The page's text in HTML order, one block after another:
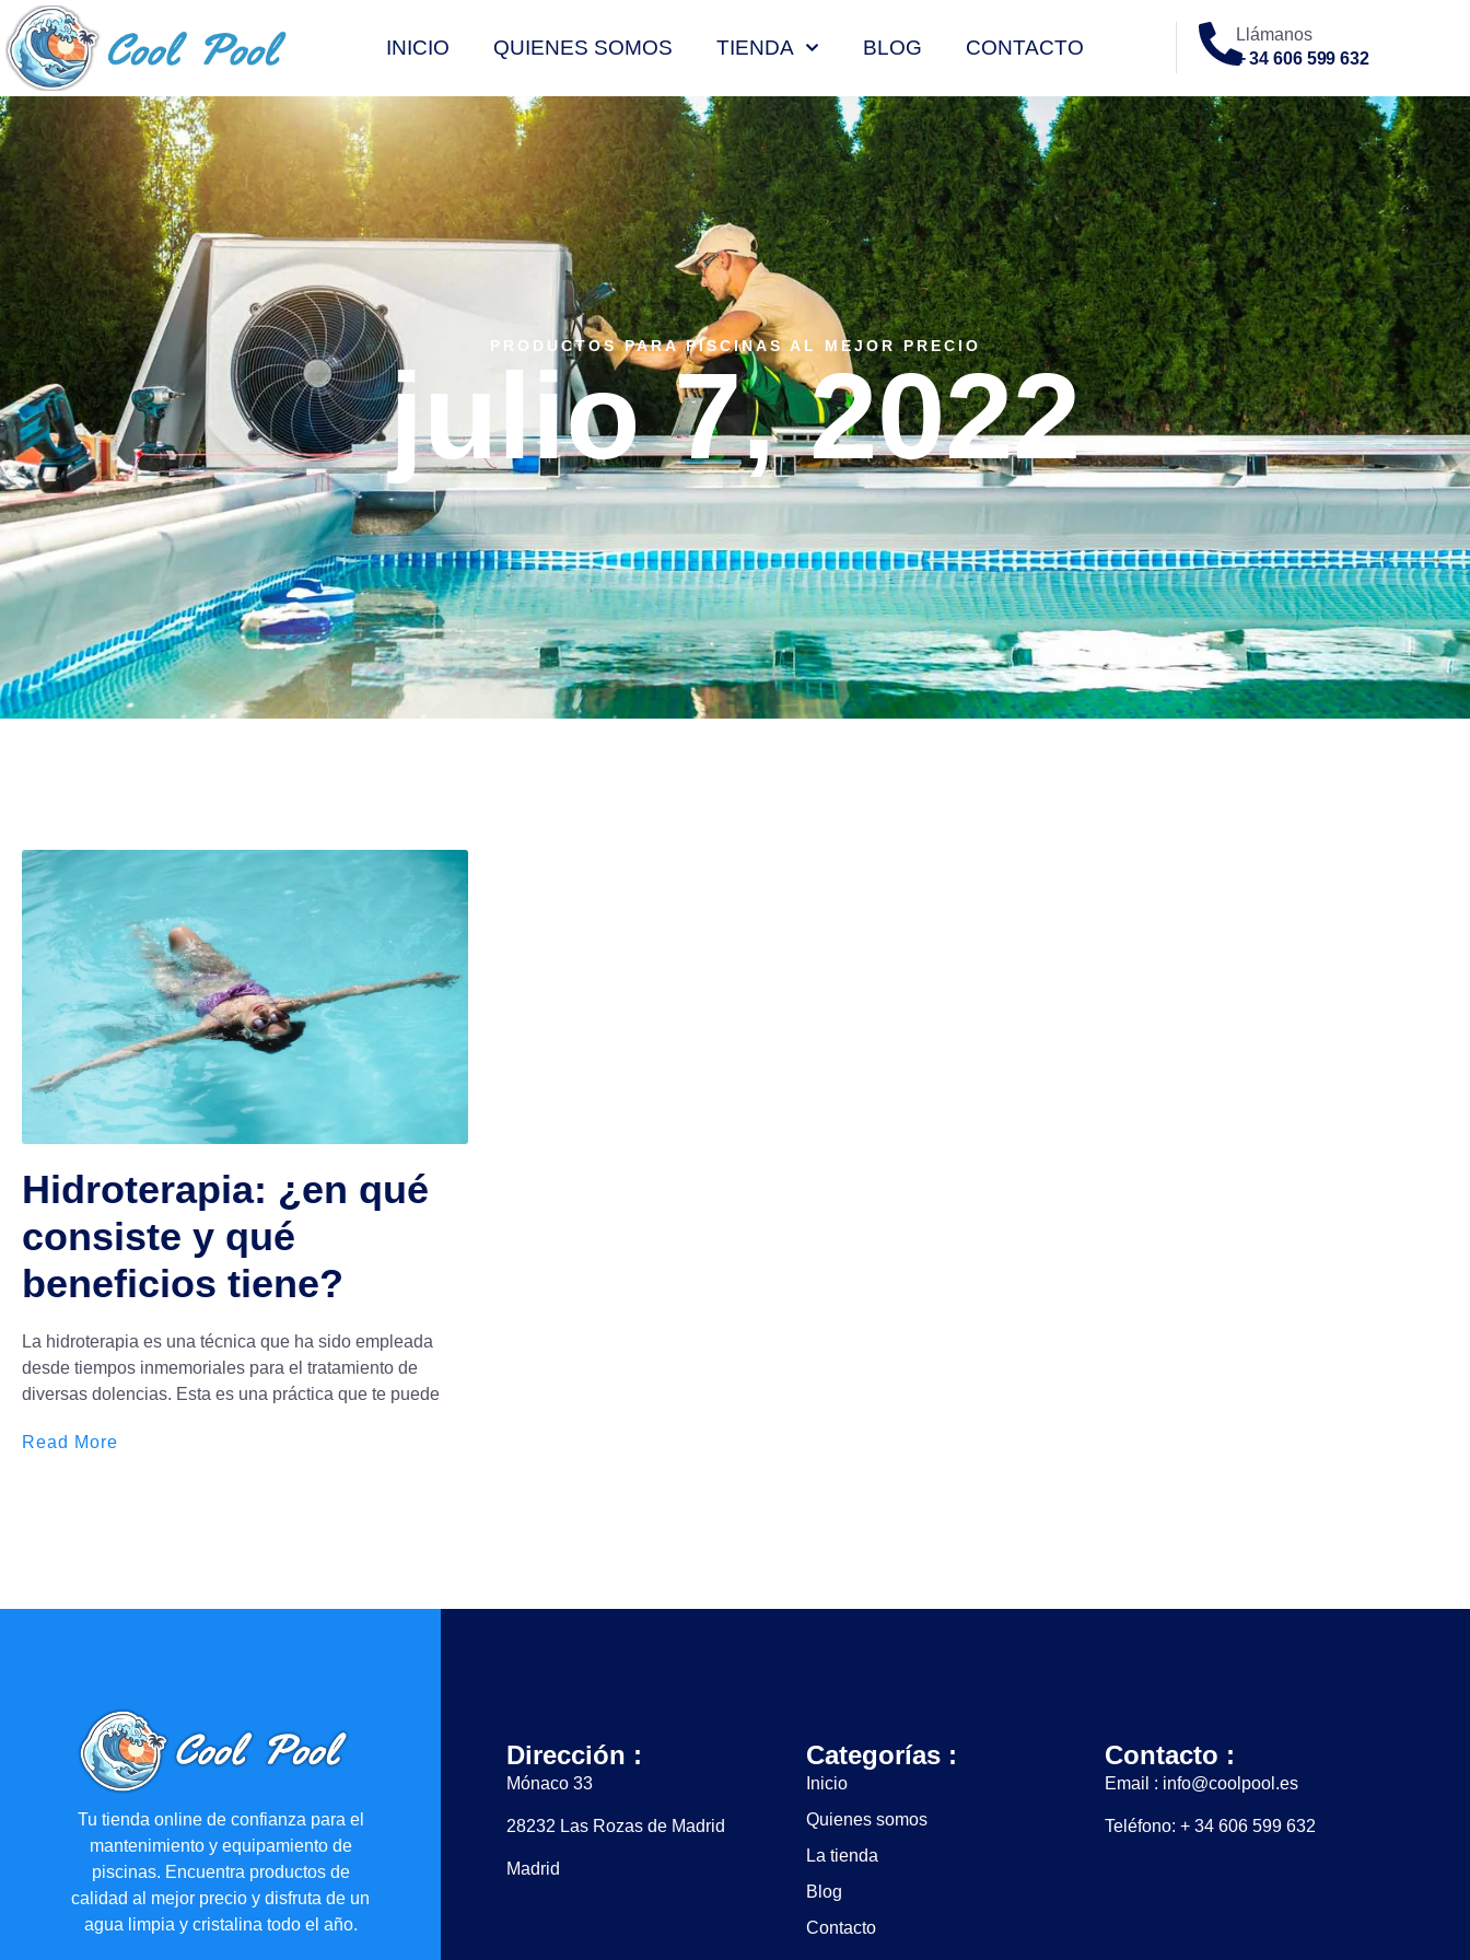
INICIO QUIENES SOMOS TIENDA BLOG CONTACTO
Llámanos
+ 34 606 599 632
PRODUCTOS PARA PISCINAS AL MEJOR PRECIO
julio 7, 2022
Hidroterapia: ¿en qué
consiste y qué
beneficios tiene?
La hidroterapia es una técnica que ha sido empleada
desde tiempos inmemoriales para el tratamiento de
diversas dolencias. Esta es una práctica que te puede
Read More
Tu tienda online de confianza para el
mantenimiento y equipamiento de
piscinas. Encuentra productos de
calidad al mejor precio y disfruta de un
agua limpia y cristalina todo el año.
Dirección :
Mónaco 33
28232 Las Rozas de Madrid
Madrid
Categorías :
Inicio
Quienes somos
La tienda
Blog
Contacto
Contacto :
Email : info@coolpool.es
Teléfono: + 34 606 599 632